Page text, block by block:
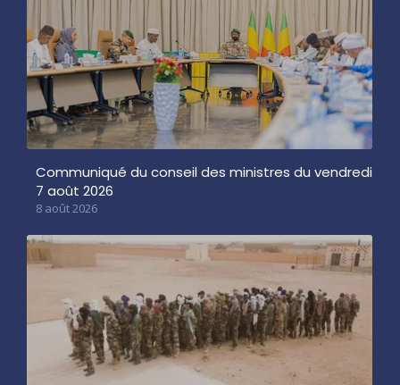
Communiqué du conseil des ministres du vendredi
7 août 2026
8 août 2026